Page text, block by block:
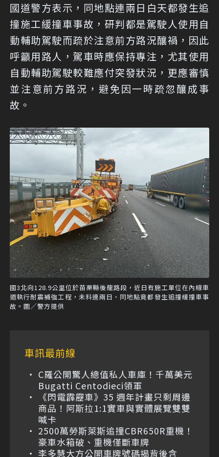
國道警方表示，同地點連兩日白天都發生追
撞施工緩撞車事故，研判都是駕駛人使用自
動輔助駕駛而疏於注意前方路況釀禍，因此
呼籲用路人，駕車時應保持專注，尤其使用
自動輔助駕駛較難應付突發狀況，更應審慎
並注意前方路況，避免因一時疏忽釀成事
故。
國3北向128.9公里位於苗栗縣後龍路段，近日有施工單位在內線車
道執行耐震補強工程，未料連兩日、同地點竟都發生追撞緩撞車事
故。圖／警方提供
車訊最前線
C羅公開驚人總值私人車庫！千萬美元
Bugatti Centodieci領軍
《閃電霹靂車》35 週年計畫只剩周邊
商品！阿斯拉1:1實車與實體展覽雙雙
喊卡
2500萬勞斯萊斯追撞CBR650R重機！
豪車水箱破、重機僅斷車牌
李多慧大方公開車牌號碼揭背後含